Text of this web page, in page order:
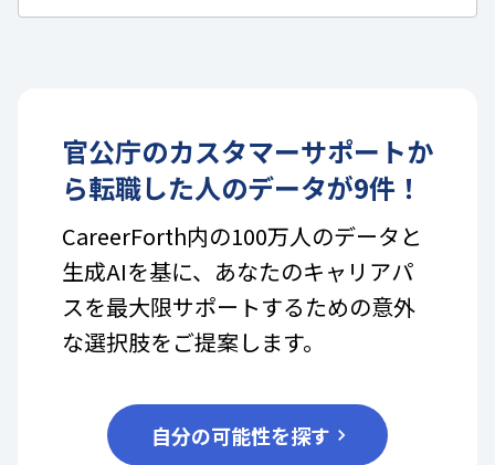
官公庁のカスタマーサポートか
ら転職した人のデータが9件！
CareerForth内の100万人のデータと
生成AIを基に、あなたのキャリアパ
スを最大限サポートするための意外
な選択肢をご提案します。
自分の可能性を探す